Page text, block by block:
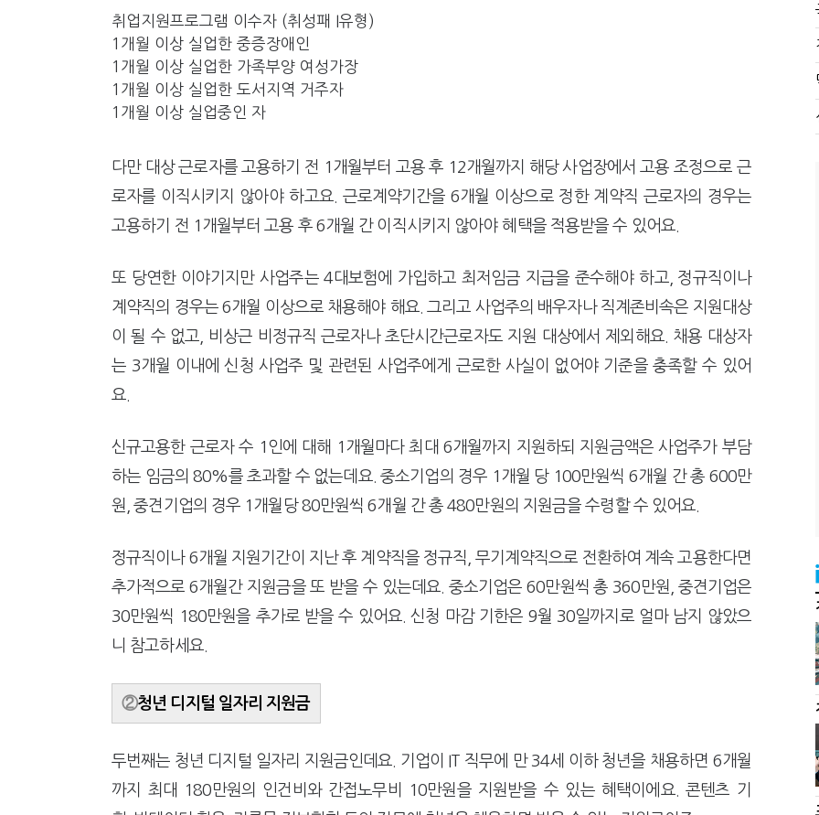
취업지원프로그램 이수자 (취성패 I유형)
1개월 이상 실업한 중증장애인
1개월 이상 실업한 가족부양 여성가장
1개월 이상 실업한 도서지역 거주자
1개월 이상 실업중인 자
다만 대상 근로자를 고용하기 전 1개월부터 고용 후 12개월까지 해당 사업장에서 고용 조정으로 근
로자를 이직시키지 않아야 하고요. 근로계약기간을 6개월 이상으로 정한 계약직 근로자의 경우는
고용하기 전 1개월부터 고용 후 6개월 간 이직시키지 않아야 혜택을 적용받을 수 있어요.
또 당연한 이야기지만 사업주는 4대보험에 가입하고 최저임금 지급을 준수해야 하고, 정규직이나
계약직의 경우는 6개월 이상으로 채용해야 해요. 그리고 사업주의 배우자나 직계존비속은 지원대상
이 될 수 없고, 비상근 비정규직 근로자나 초단시간근로자도 지원 대상에서 제외해요. 채용 대상자
는 3개월 이내에 신청 사업주 및 관련된 사업주에게 근로한 사실이 없어야 기준을 충족할 수 있어
요.
신규고용한 근로자 수 1인에 대해 1개월마다 최대 6개월까지 지원하되 지원금액은 사업주가 부담
하는 임금의 80%를 초과할 수 없는데요. 중소기업의 경우 1개월 당 100만원씩 6개월 간 총 600만
원, 중견기업의 경우 1개월당 80만원씩 6개월 간 총 480만원의 지원금을 수령할 수 있어요.
정규직이나 6개월 지원기간이 지난 후 계약직을 정규직, 무기계약직으로 전환하여 계속 고용한다면
추가적으로 6개월간 지원금을 또 받을 수 있는데요. 중소기업은 60만원씩 총 360만원, 중견기업은
30만원씩 180만원을 추가로 받을 수 있어요. 신청 마감 기한은 9월 30일까지로 얼마 남지 않았으
니 참고하세요.
②청년 디지털 일자리 지원금
두번째는 청년 디지털 일자리 지원금인데요. 기업이 IT 직무에 만 34세 이하 청년을 채용하면 6개월
까지 최대 180만원의 인건비와 간접노무비 10만원을 지원받을 수 있는 혜택이에요. 콘텐츠 기